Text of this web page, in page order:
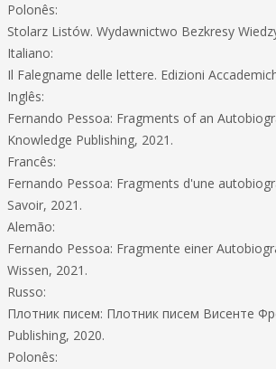
Polonês:
Stolarz Listów. Wydawnictwo Bezkresy
Italiano:
Il Falegname delle lettere. Edizioni
Inglês:
Fernando Pessoa: Fragments of an
Knowledge Publishing, 2021.
Francês:
Fernando Pessoa: Fragments d'une
Savoir, 2021.
Alemão:
Fernando Pessoa: Fragmente einer
Wissen, 2021.
Russo:
Плотник писем: Плотник писем Висенте
Publishing, 2020.
Polonês: